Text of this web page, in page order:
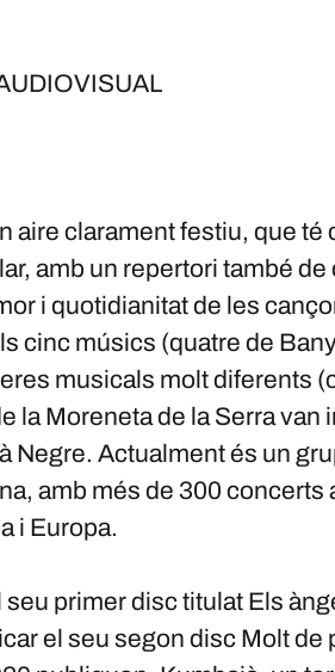
aire clarament festiu, que té
amb un repertori també de
i quotidianitat de les
cinc músics (quatre de
musicals molt diferents
la Moreneta de la Serra van
Negre. Actualment és un
amb més de 300 concerts
i Europa.
primer disc titulat Els
el seu segon disc Molt de